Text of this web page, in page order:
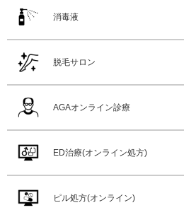
消毒液
脱毛サロン
AGAオンライン診療
ED治療(オンライン処方)
ピル処方(オンライン)